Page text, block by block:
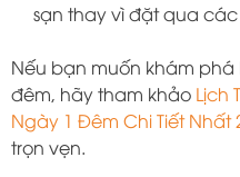
sạn thay vì đặt qua
Nếu bạn muốn khám phá
đêm, hãy tham khảo Lịch
Ngày 1 Đêm Chi Tiết Nhất
trọn vẹn.